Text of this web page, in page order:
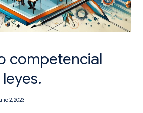
competencial
2, 2023